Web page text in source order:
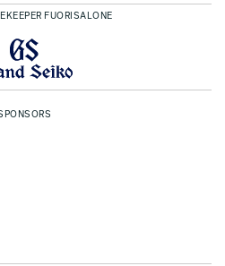
FUORISALONE